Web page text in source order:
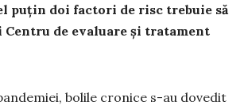
puțin doi factori de risc trebuie să
Centru de evaluare și tratament
bolile cronice s-au dovedit